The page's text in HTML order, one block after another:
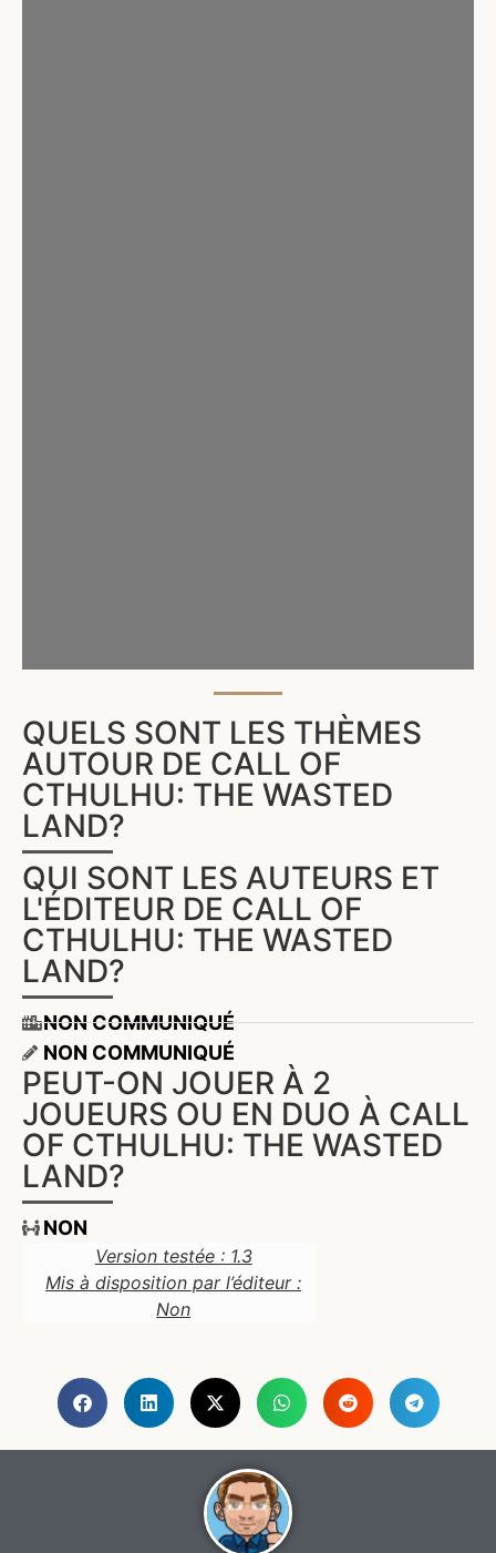
QUELS SONT LES THÈMES
AUTOUR DE CALL OF
CTHULHU: THE WASTED
LAND?
QUI SONT LES AUTEURS ET
L'ÉDITEUR DE CALL OF
CTHULHU: THE WASTED
LAND?
NON COMMUNIQUÉ
NON COMMUNIQUÉ
PEUT-ON JOUER À 2
JOUEURS OU EN DUO À CALL
OF CTHULHU: THE WASTED
LAND?
NON
Version testée : 1.3
Mis à disposition par l’éditeur :
Non